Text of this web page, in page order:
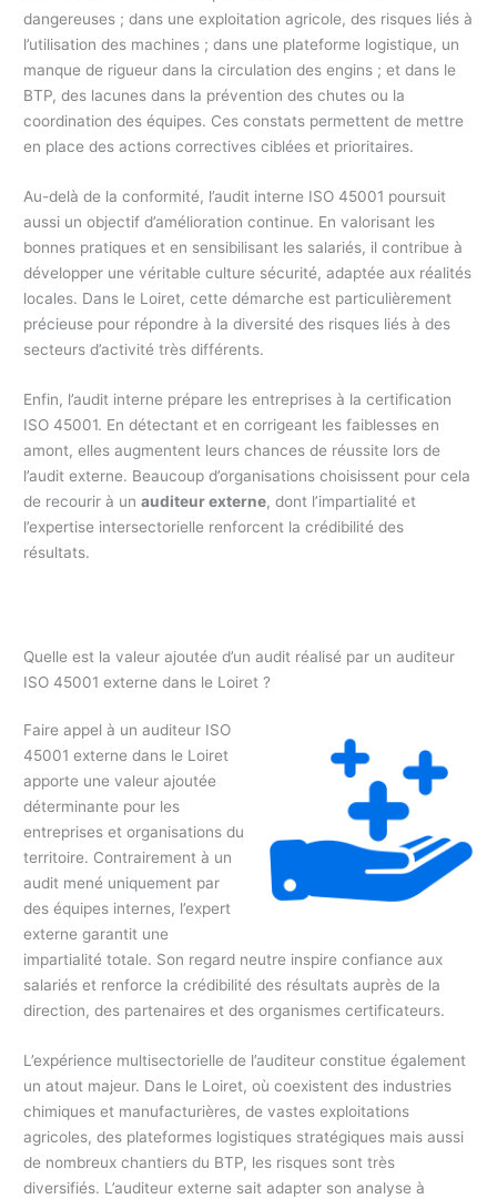
dangereuses ; dans une exploitation agricole, des risques liés à
l’utilisation des machines ; dans une plateforme logistique, un
manque de rigueur dans la circulation des engins ; et dans le
BTP, des lacunes dans la prévention des chutes ou la
coordination des équipes. Ces constats permettent de mettre
en place des actions correctives ciblées et prioritaires.
Au-delà de la conformité, l’audit interne ISO 45001 poursuit
aussi un objectif d’amélioration continue. En valorisant les
bonnes pratiques et en sensibilisant les salariés, il contribue à
développer une véritable culture sécurité, adaptée aux réalités
locales. Dans le Loiret, cette démarche est particulièrement
précieuse pour répondre à la diversité des risques liés à des
secteurs d’activité très différents.
Enfin, l’audit interne prépare les entreprises à la certification
ISO 45001. En détectant et en corrigeant les faiblesses en
amont, elles augmentent leurs chances de réussite lors de
l’audit externe. Beaucoup d’organisations choisissent pour cela
de recourir à unauditeur externe, dont l’impartialité et
l’expertise intersectorielle renforcent la crédibilité des
résultats.
Quelle est la valeur ajoutée d’un audit réalisé par un auditeur
ISO 45001 externe dans le Loiret ?
Faire appel à un auditeur ISO
45001 externe dans le Loiret
apporte une valeur ajoutée
déterminante pour les
entreprises et organisations du
territoire. Contrairement à un
audit mené uniquement par
des équipes internes, l’expert
externe garantit une
impartialité totale. Son regard neutre inspire confiance aux
salariés et renforce la crédibilité des résultats auprès de la
direction, des partenaires et des organismes certificateurs.
L’expérience multisectorielle de l’auditeur constitue également
un atout majeur. Dans le Loiret, où coexistent des industries
chimiques et manufacturières, de vastes exploitations
agricoles, des plateformes logistiques stratégiques mais aussi
de nombreux chantiers du BTP, les risques sont très
diversifiés. L’auditeur externe sait adapter son analyse à